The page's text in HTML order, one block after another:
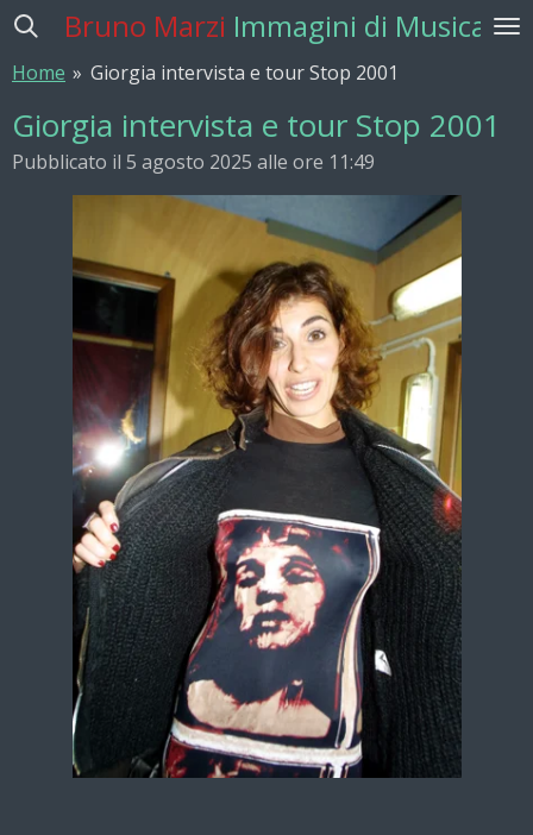
Vai
contenuto
Bruno Marzi Immagini di Musica
Home » Giorgia intervista e tour Stop 2001
Giorgia intervista e tour Stop 2001
Pubblicato il 5 agosto 2025 alle ore 11:49